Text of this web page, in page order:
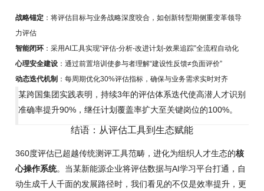
战略锚定 ：将评估目标与业务战略深度咬合，如创新转型期侧重变革领导
力评估
智能闭环 ：采用AI工具实现“评估-分析-改进计划-效果追踪”全流程自动化
心理安全建设 ：通过前置培训使参与者理解“建设性反馈≠负面评价”
动态迭代机制 ：每周期优化30%评估指标，确保与业务需求实时对齐
某跨国集团实践表明，持续3年的评估体系迭代使高潜人才识别
准确率提升90%，继任计划覆盖率扩大至关键岗位的100%。
结语：从评估工具到生态赋能
360度评估已超越传统测评工具范畴，进化为组织人才生态的核
心操作系统。当某新能源企业将评估数据与AI学习平台打通，自
动生成千人千面的发展路径时，我们看见的不仅是效率提升，更